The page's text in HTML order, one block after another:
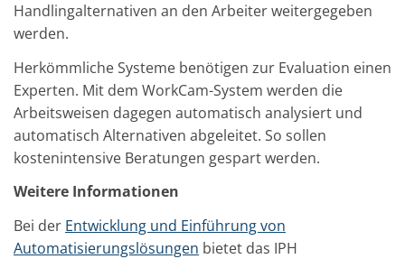
Handlingalternativen an den Arbeiter weitergegeben
werden.
Herkömmliche Systeme benötigen zur Evaluation einen
Experten. Mit dem WorkCam-System werden die
Arbeitsweisen dagegen automatisch analysiert und
automatisch Alternativen abgeleitet. So sollen
kostenintensive Beratungen gespart werden.
Weitere Informationen
Bei der Entwicklung und Einführung von
Automatisierungslösungen bietet das IPH